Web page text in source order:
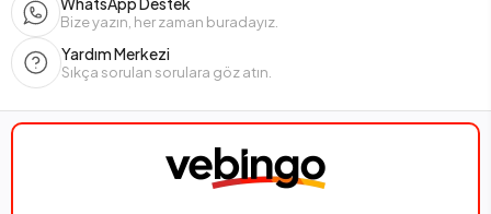
Bize yazın, her zaman buradayız.
Yardım Merkezi
Sıkça sorulan sorulara göz atın.